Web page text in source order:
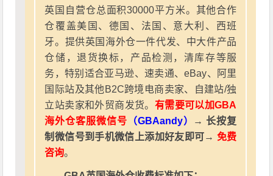
英国自营仓总面积30000平方米。其他合作
仓覆盖美国、德国、法国、意大利、西班
牙。提供英国海外仓一件代发、中大件产品
仓储，退货换标，产品检测，清库存等服
务，特别适合亚马逊、速卖通、eBay、阿里
国际站及其他B2C跨境电商卖家、自建站/独
立站卖家和外贸商发货。 有需要可以加GBA
海外仓客服微信号 （GBAandy）
→ 长按复
制微信号到手机微信上添加好友即可→ 免费
咨询。